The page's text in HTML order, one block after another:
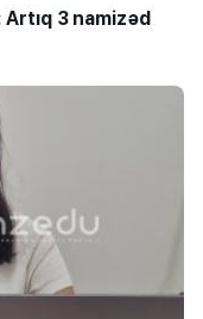
3 namizəd